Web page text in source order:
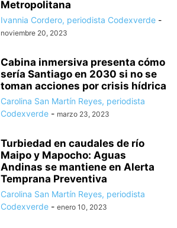
Metropolitana
Ivannia Cordero, periodista Codexverde -
noviembre 20, 2023
Cabina inmersiva presenta cómo
sería Santiago en 2030 si no se
toman acciones por crisis hídrica
Carolina San Martín Reyes, periodista
Codexverde - marzo 23, 2023
Turbiedad en caudales de río
Maipo y Mapocho: Aguas
Andinas se mantiene en Alerta
Temprana Preventiva
Carolina San Martín Reyes, periodista
Codexverde - enero 10, 2023